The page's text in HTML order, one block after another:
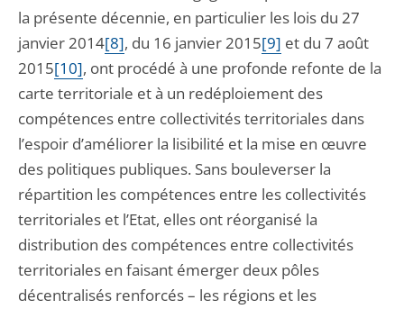
la présente décennie, en particulier les lois du 27
janvier 2014[8], du 16 janvier 2015[9] et du 7 août
2015[10], ont procédé à une profonde refonte de la
carte territoriale et à un redéploiement des
compétences entre collectivités territoriales dans
l’espoir d’améliorer la lisibilité et la mise en œuvre
des politiques publiques. Sans bouleverser la
répartition les compétences entre les collectivités
territoriales et l’Etat, elles ont réorganisé la
distribution des compétences entre collectivités
territoriales en faisant émerger deux pôles
décentralisés renforcés – les régions et les